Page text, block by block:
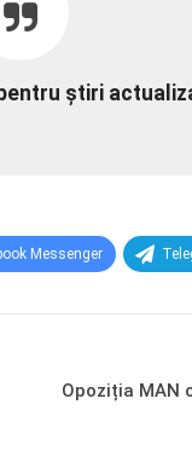
știri
Messenger
Opoziția MAN